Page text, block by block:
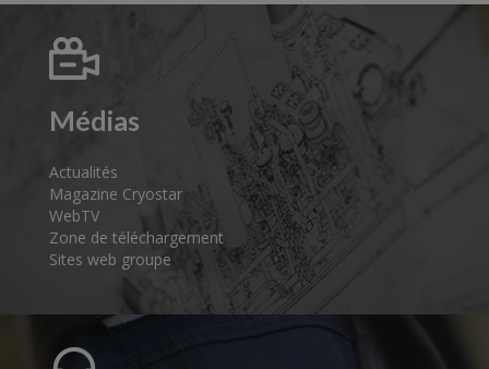
Médias
Actualités
Magazine Cryostar
WebTV
Zone de téléchargement
Sites web groupe